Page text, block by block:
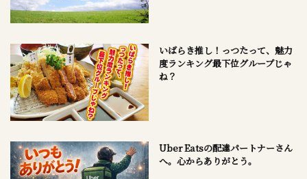
いばらき推し！っつたって、魅力
度ランキング最下位グループじゃ
ね？
Uber Eatsの配達パートナーさん
へ。心からありがとう。